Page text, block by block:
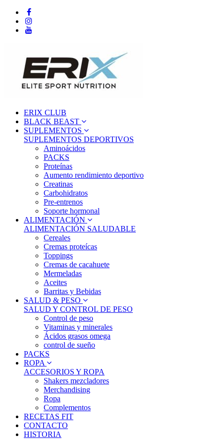
ERIX CLUB
BLACK BEAST
SUPLEMENTOS
SUPLEMENTOS DEPORTIVOS
Aminoácidos
PACKS
Proteínas
Aumento rendimiento deportivo
Creatinas
Carbohidratos
Pre-entrenos
Soporte hormonal
ALIMENTACIÓN
ALIMENTACIÓN SALUDABLE
Cereales
Cremas proteícas
Toppings
Cremas de cacahuete
Mermeladas
Aceites
Barritas y Bebidas
SALUD & PESO
SALUD Y CONTROL DE PESO
Control de peso
Vitaminas y minerales
Ácidos grasos omega
control de sueño
PACKS
ROPA
ACCESORIOS Y ROPA
Shakers mezcladores
Merchandising
Ropa
Complementos
RECETAS FIT
CONTACTO
HISTORIA